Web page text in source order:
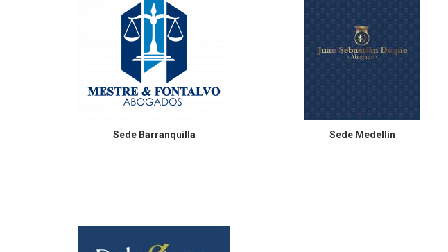
Sede Barranquilla Sede Medellín